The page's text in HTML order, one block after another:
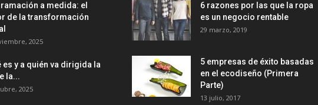
a medida: el
de la transformación
2025
es y a quién va dirigida la
la...
2025
6 razones por las que la ropa
es un negocio rentable
29 marzo, 2019
5 empresas de éxito basadas
en el ecodiseño (Primera
Parte)
13 julio, 2017